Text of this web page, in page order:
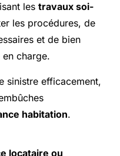
les travaux soi-
les procédures, de
et de bien
charge.
sinistre efficacement,
habitation.
locataire ou